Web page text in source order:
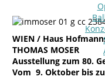
WIEN / Haus
THOMAS MOSER
Ausstellung zum 80.
Vom 9. Oktober bis